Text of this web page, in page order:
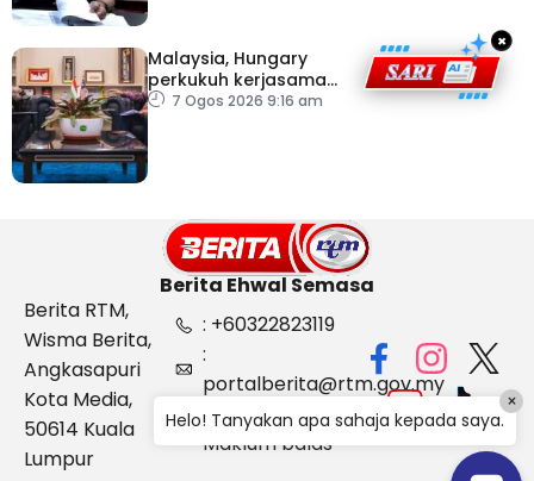
Malaysia, Hungary
perkukuh kerjasama
sektor pertanian
7 Ogos 2026 9:16 am
×
Berita Ehwal Semasa
Berita RTM,
Wisma Berita,
Angkasapuri
Kota Media,
50614 Kuala
Lumpur
: +60322823119
:
portalberita@rtm.gov.my
: Aduan &
Maklum balas
Helo! Tanyakan apa sahaja kepada saya.
×